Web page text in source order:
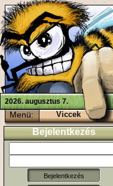
2026. augusztus 7.
Menü: Viccek
Bejelentkezés